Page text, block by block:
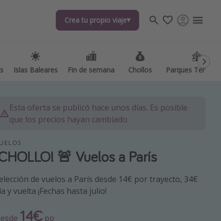
Crea tu propio viaje
Islas Baleares Fin de semana Chollos Parques
Crea tu propio viaje
Islas Baleares Fin de semana Chollos Parques
destinos
Esta oferta se publicó hace unos días. Es posible
que los precios hayan cambiado.
🚨 Vuelos a París
de vuelos a París desde 14€ por trayecto, 34€
y vuelta ¡Fechas hasta julio!
14€ pp